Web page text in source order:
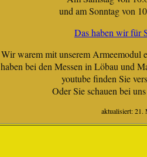
und am Sonntag von
Das haben wir für
Wir warem mit unserem Armeemodul
haben bei den Messen in Löbau und
youtube finden Sie
Oder Sie schauen bei
aktualisiert: 21.